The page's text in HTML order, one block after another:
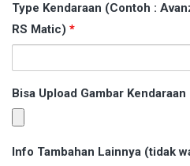
Type Kendaraan (Contoh :
RS Matic) *
Bisa Upload Gambar
Info Tambahan Lainnya (tidak